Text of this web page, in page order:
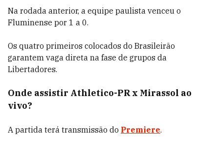
Na rodada anterior, a equipe paulista venceu o
Fluminense por 1 a 0.
Os quatro primeiros colocados do Brasileirão
garantem vaga direta na fase de grupos da
Libertadores.
Onde assistir Athletico-PR x Mirassol ao
vivo?
A partida terá transmissão do Premiere.